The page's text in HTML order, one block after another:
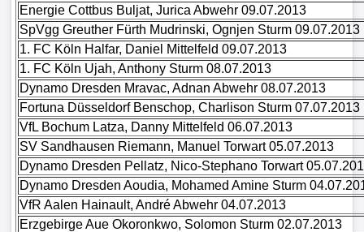
Tabelle
2.
Bundesliga
Tabelle
3.
Liga
1.
Bundesliga
Ergebnisse
Energie Cottbus Buljat, Jurica Abwehr 09.07.2013
SpVgg Greuther Fürth Mudrinski, Ognjen Sturm 09.07.2013
1. FC Köln Halfar, Daniel Mittelfeld 09.07.2013
1. FC Köln Ujah, Anthony Sturm 08.07.2013
Dynamo Dresden Mravac, Adnan Abwehr 08.07.2013
Fortuna Düsseldorf Benschop, Charlison Sturm 07.07.2013
VfL Bochum Latza, Danny Mittelfeld 06.07.2013
SV Sandhausen Riemann, Manuel Torwart 05.07.2013
Dynamo Dresden Pellatz, Nico-Stephano Torwart
Dynamo Dresden Aoudia, Mohamed Amine Sturm
VfR Aalen Hainault, André Abwehr 04.07.2013
Erzgebirge Aue Okoronkwo, Solomon Sturm 02.07.2013